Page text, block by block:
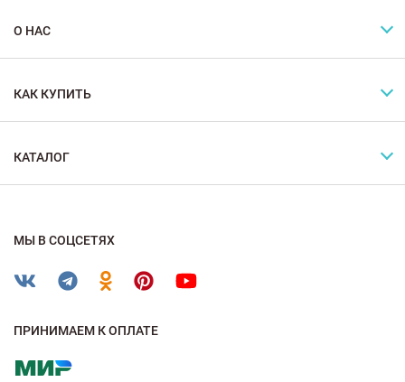
О НАС
КАК КУПИТЬ
КАТАЛОГ
МЫ В СОЦСЕТЯХ
ПРИНИМАЕМ К ОПЛАТЕ